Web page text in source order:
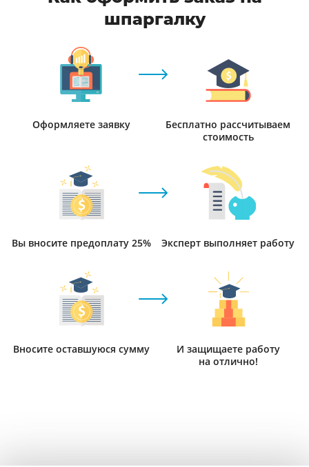
шпаргалку
Оформляете заявку
Бесплатно рассчитываем
стоимость
Вы вносите предоплату 25% Эксперт выполняет работу
Вносите оставшуюся сумму
И защищаете работу
на отлично!